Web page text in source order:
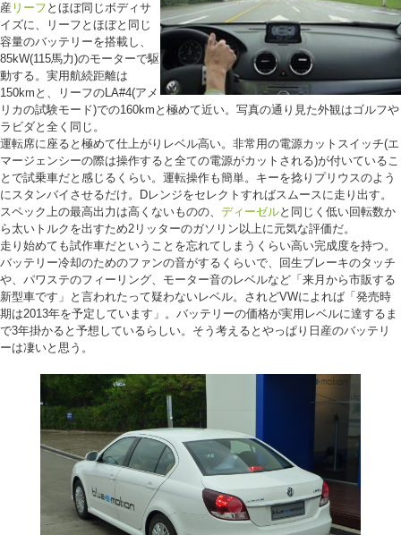
産 リーフ とほぼ同じボディサ
イズに、リーフとほぼと同じ
容量のバッテリーを搭載し、
85kW(115馬力)のモーターで駆
動する。実用航続距離は
150kmと、リーフのLA#4(アメ
リカの試験モード)での160kmと極めて近い。写真の通り見た外観はゴルフや
ラビダと全く同じ。
運転席に座ると極めて仕上がりレベル高い。非常用の電源カットスイッチ(エ
マージェンシーの際は操作すると全ての電源がカットされる)が付いているこ
とで試乗車だと感じるくらい。運転操作も簡単。キーを捻りプリウスのよう
にスタンバイさせるだけ。Dレンジをセレクトすればスムースに走り出す。
スペック上の最高出力は高くないものの、 ディーゼルと同じく低い回転数か
ら太いトルクを出すため2リッターのガソリン以上に元気な評価だ。
走り始めても試作車だということを忘れてしまうくらい高い完成度を持つ。
バッテリー冷却のためのファンの音がするくらいで、回生ブレーキのタッチ
や、パワステのフィーリング、モーター音のレベルなど「来月から市販する
新型車です」と言われたって疑わないレベル。されどVWによれば「発売時
期は2013年を予定しています」。バッテリーの価格が実用レベルに達するま
で3年掛かると予想しているらしい。そう考えるとやっぱり日産のバッテリ
ーは凄いと思う。